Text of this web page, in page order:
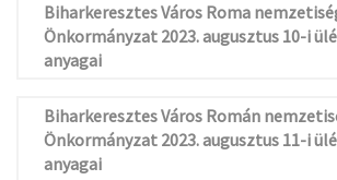
Biharkeresztes Város Roma
Önkormányzat 2023. augusztus 10-i
anyagai
Biharkeresztes Város Román
Önkormányzat 2023. augusztus 11-i
anyagai